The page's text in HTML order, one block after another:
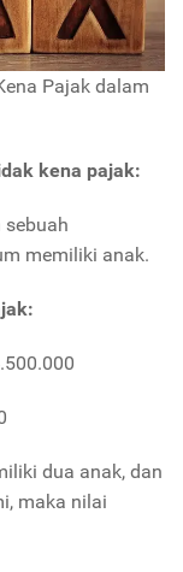
Pajak dalam
kena pajak:
memiliki anak.
dua anak, dan
maka nilai